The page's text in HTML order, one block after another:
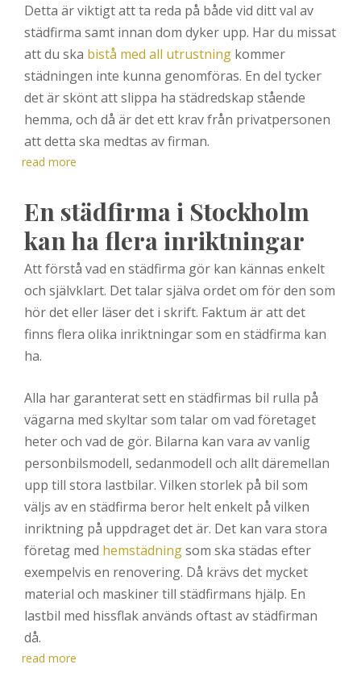
Detta är viktigt att ta reda på både vid ditt val av
städfirma samt innan dom dyker upp. Har du missat
att du ska bistå med all utrustning kommer
städningen inte kunna genomföras. En del tycker
det är skönt att slippa ha städredskap stående
hemma, och då är det ett krav från privatpersonen
att detta ska medtas av firman.
read more
En städfirma i Stockholm
kan ha flera inriktningar
Att förstå vad en städfirma gör kan kännas enkelt
och självklart. Det talar själva ordet om för den som
hör det eller läser det i skrift. Faktum är att det
finns flera olika inriktningar som en städfirma kan
ha.
Alla har garanterat sett en städfirmas bil rulla på
vägarna med skyltar som talar om vad företaget
heter och vad de gör. Bilarna kan vara av vanlig
personbilsmodell, sedanmodell och allt däremellan
upp till stora lastbilar. Vilken storlek på bil som
väljs av en städfirma beror helt enkelt på vilken
inriktning på uppdraget det är. Det kan vara stora
företag med hemstädningsom ska städas efter
exempelvis en renovering. Då krävs det mycket
material och maskiner till städfirmans hjälp. En
lastbil med hissflak används oftast av städfirman
då.
read more